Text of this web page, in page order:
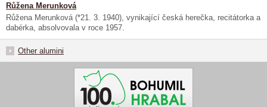
Růžena Merunková
Růžena Merunková (*21. 3. 1940), vynikající česká herečka, recitátorka a
dabérka, absolvovala v roce 1957.
Other alumini